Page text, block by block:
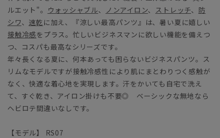
ルエット"。 ウォッシャブル、 ノンアイロン、 ストレッチ、 防
シワ、 速乾 に加え、『涼しい最高パンツ』は、暑い夏に嬉しい
接触冷感をプラス。忙しいビジネスマンに欲しい機能を備えつ
つ、コスパも最高なシリーズです。
年々長くなる夏に、何本あっても困らないビジネスパンツ。ス
リムなモデルですが接触冷感性により肌にまとわりつく感触が
なく、快適な着心地を実現します。汗をかいても自宅で洗え
て、すぐ乾き、アイロン掛けも不要◎ ベーシックな無地なら
ヘビロテ間違いなしです。
【モデル】 RS07